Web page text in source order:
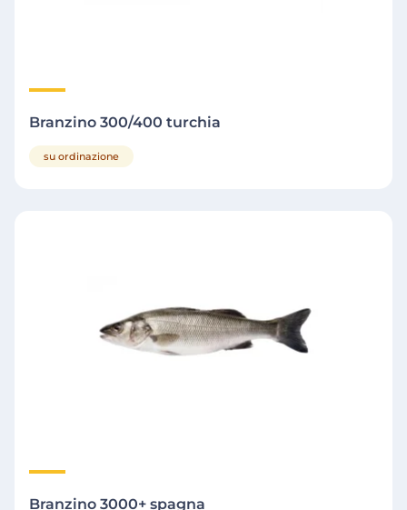
Branzino 300/400 turchia
su ordinazione
Branzino 3000+ spagna